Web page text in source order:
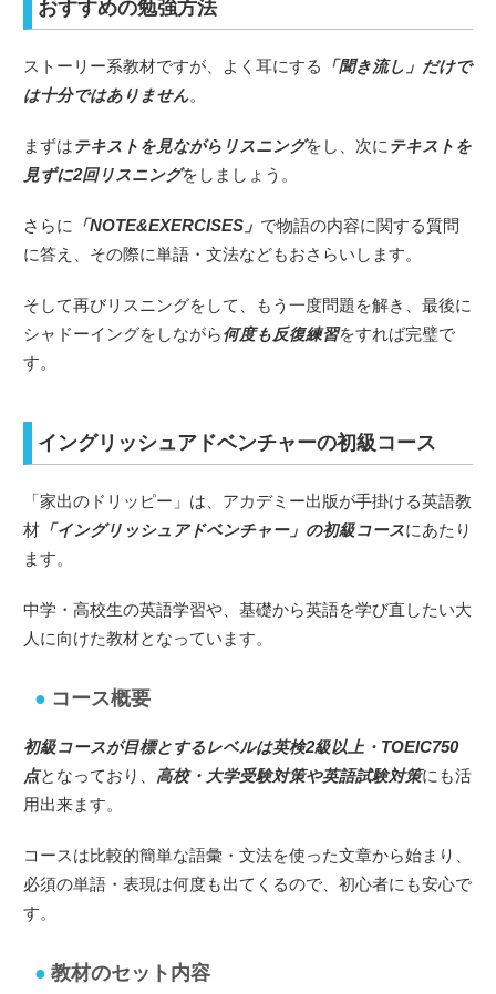
おすすめの勉強方法
ストーリー系教材ですが、よく耳にする
「聞き流し」だけで
は十分ではありません。
まずはテキストを見ながらリスニングをし、次に テキストを
見ずに2回リスニングをしましょう。
さらに 「NOTE&EXERCISES」 で物語の内容に関する質問
に答え、その際に単語・文法などもおさらいします。
そして再びリスニングをして、もう一度問題を解き、最後に
シャドーイングをしながら何度も反復練習をすれば完璧で
す。
イングリッシュアドベンチャーの初級コース
「家出のドリッピー」は、アカデミー出版が手掛ける英語教
材「イングリッシュアドベンチャー」の初級コースにあたり
ます。
中学・高校生の英語学習や、基礎から英語を学び直したい大
人に向けた教材となっています。
コース概要
初級コースが目標とするレベルは英検2級以上・TOEIC750
点となっており、 高校・大学受験対策や英語試験対策にも活
用出来ます。
コースは比較的簡単な語彙・文法を使った文章から始まり、
必須の単語・表現は何度も出てくるので、初心者にも安心で
す。
教材のセット内容